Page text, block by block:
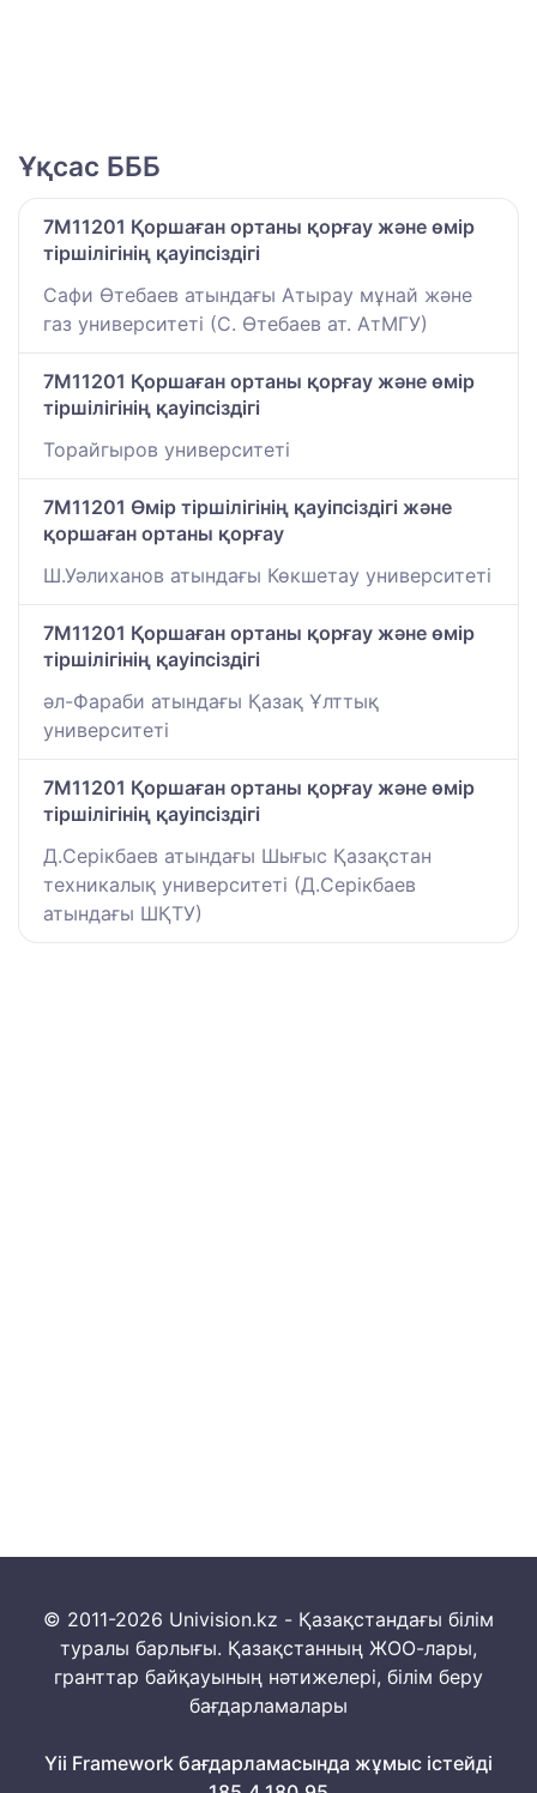
Ұқсас БББ
7M11201 Қоршаған ортаны қорғау және өмір
тіршілігінің қауіпсіздігі
Сафи Өтебаев атындағы Атырау мұнай және
газ университеті (С. Өтебаев ат. АтМГУ)
7M11201 Қоршаған ортаны қорғау және өмір
тіршілігінің қауіпсіздігі
Торайгыров университеті
7M11201 Өмір тіршілігінің қауіпсіздігі және
қоршаған ортаны қорғау
Ш.Уәлиханов атындағы Көкшетау университетi
7M11201 Қоршаған ортаны қорғау және өмір
тіршілігінің қауіпсіздігі
әл-Фараби атындағы Қазақ Ұлттық
университеті
7M11201 Қоршаған ортаны қорғау және өмір
тіршілігінің қауіпсіздігі
Д.Серікбаев атындағы Шығыс Қазақстан
техникалық университеті (Д.Серікбаев
атындағы ШҚТУ)
© 2011-2026 Univision.kz - Қазақстандағы білім
туралы барлығы. Қазақстанның ЖОО-лары,
гранттар байқауының нәтижелері, білім беру
бағдарламалары
Yii Framework бағдарламасында жұмыс істейді